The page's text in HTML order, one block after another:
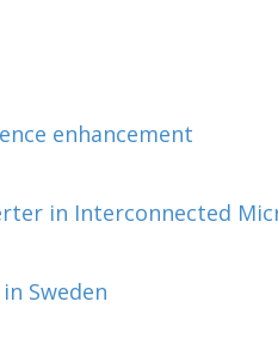
enhancement
in Interconnected
Sweden